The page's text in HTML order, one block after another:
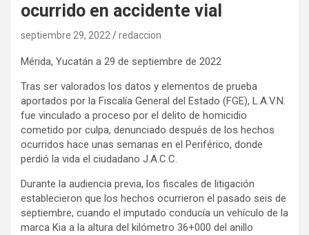
ocurrido en accidente vial
septiembre 29, 2022 redaccion
Mérida, Yucatán a 29 de septiembre de 2022
Tras ser valorados los datos y elementos de prueba
aportados por la Fiscalía General del Estado (FGE), L.A.V.N.
fue vinculado a proceso por el delito de homicidio
cometido por culpa, denunciado después de los hechos
ocurridos hace unas semanas en el Periférico, donde
perdió la vida el ciudadano J.A.C.C.
Durante la audiencia previa, los fiscales de litigación
establecieron que los hechos ocurrieron el pasado seis de
septiembre, cuando el imputado conducía un vehículo de la
marca Kia a la altura del kilómetro 36+000 del anillo